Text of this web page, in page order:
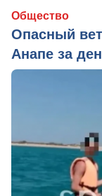
Общество
Опасный
Анапе за